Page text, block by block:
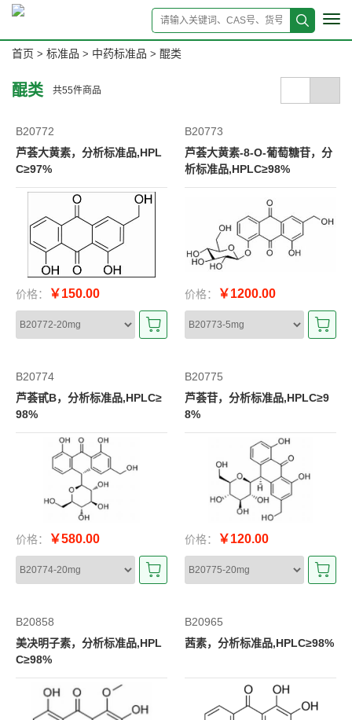
首页 > 标准品 > 中药标准品 > 醌类
醌类 共55件商品
B20772
芦荟大黄素，分析标准品,HPL
C≥97%
价格： ￥150.00
B20773
芦荟大黄素-8-O-葡萄糖苷，分
析标准品,HPLC≥98%
价格： ￥1200.00
B20774
芦荟甙B，分析标准品,HPLC≥
98%
价格： ￥580.00
B20775
芦荟苷，分析标准品,HPLC≥9
8%
价格： ￥120.00
B20858
美决明子素，分析标准品,HPL
C≥98%
B20965
茜素，分析标准品,HPLC≥98%